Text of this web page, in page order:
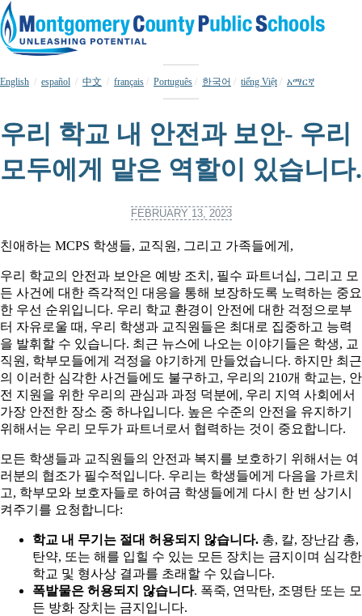
English / español / 中文 / français / Português / 한국어 / tiếng Việt/ አማርኛ
우리 학교 내 안전과 보안- 우리
모두에게 맡은 역할이 있습니다.
FEBRUARY 13, 2023
친애하는 MCPS 학생들, 교직원, 그리고 가족들에게,
우리 학교의 안전과 보안은 예방 조치, 필수 파트너십, 그리고 모
든 사건에 대한 즉각적인 대응을 통해 보장하도록 노력하는 중요
한 우선 순위입니다. 우리 학교 환경이 안전에 대한 걱정으로부
터 자유로울 때, 우리 학생과 교직원들은 최대로 집중하고 능력
을 발휘할 수 있습니다. 최근 뉴스에 나오는 이야기들은 학생, 교
직원, 학부모들에게 걱정을 야기하게 만들었습니다. 하지만 최근
의 이러한 심각한 사건들에도 불구하고, 우리의 210개 학교는, 안
전 지원을 위한 우리의 관심과 과정 덕분에, 우리 지역 사회에서
가장 안전한 장소 중 하나입니다. 높은 수준의 안전을 유지하기
위해서는 우리 모두가 파트너로서 협력하는 것이 중요합니다.
모든 학생들과 교직원들의 안전과 복지를 보호하기 위해서는 여
러분의 협조가 필수적입니다. 우리는 학생들에게 다음을 가르치
고, 학부모와 보호자들로 하여금 학생들에게 다시 한 번 상기시
켜주기를 요청합니다:
학교 내 무기는 절대 허용되지 않습니다. 총, 칼, 장난감 총,
탄약, 또는 해를 입힐 수 있는 모든 장치는 금지이며 심각한
학교 및 형사상 결과를 초래할 수 있습니다.
폭발물은 허용되지 않습니다. 폭죽, 연막탄, 조명탄 또는 모
든 방화 장치는 금지입니다.